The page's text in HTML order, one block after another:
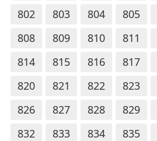
802
803 804 805
808
809 810 811
814
815 816 817
820
821 822 823
826
827 828 829
832
833 834 835